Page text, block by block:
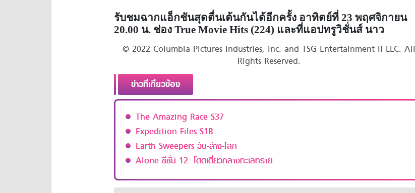
รับชมฉากแอ็กชันสุดตื่นเต้นกันได้อีกครั้ง อาทิตย์ที่ 23 พฤศจิกายน
20.00 น. ช่อง True Movie Hits (224) และที่แอปทรูวิชั่นส์ นาว
© 2022 Columbia Pictures Industries, Inc. and TSG Entertainment II LLC. All
Rights Reserved.
ข่าวที่เกี่ยวข้อง
The Amazing Race S37
Expedition Files S1B
Earth Sweepers วัน-ล้าง-โลก
Alone ซีซั่น 12: โดดเดี่ยวกลางทะเลทราย